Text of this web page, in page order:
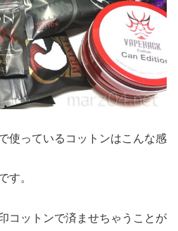
使っているコットンはこんな感
す。
コットンで済ませちゃうことが